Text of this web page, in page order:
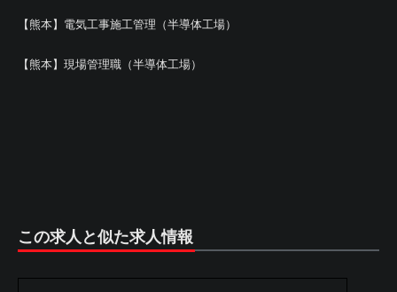
【熊本】電気工事施工管理（半導体工場）
【熊本】現場管理職（半導体工場）
この求人と似た求人情報